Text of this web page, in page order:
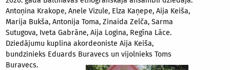
Antoņina Krakope, Anele Vizule, Elza Kaņepe, Aija Keiša,
Marija Bukša, Antonija Toma, Zinaida Zelča, Sarma
Sutugova, Iveta Gabrāne, Aija Logina, Regīna Lāce.
Dziedājumu kuplina akordeoniste Aija Keiša,
bundzinieks Eduards Buravecs un vijolnieks Toms
Buravecs.